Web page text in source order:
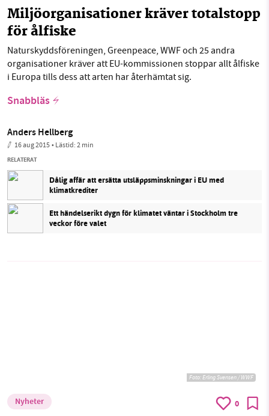
Miljöorganisationer kräver totalstopp
för ålfiske
Naturskyddsföreningen, Greenpeace, WWF och 25 andra
organisationer kräver att EU-kommissionen stoppar allt ålfiske
i Europa tills dess att arten har återhämtat sig.
Snabbläs
Anders Hellberg
16 aug 2015• Lästid:2 min
RELATERAT
Dålig affär att ersätta utsläppsminskningar i EU med
klimatkrediter
Ett händelserikt dygn för klimatet väntar i Stockholm tre
veckor före valet
Foto:Erling Svensen / WWF
Nyheter 0